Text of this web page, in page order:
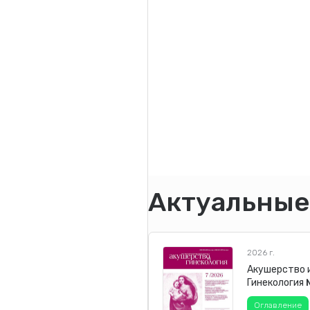
2026 г.
Акушерство
Гинекология
Оглавление